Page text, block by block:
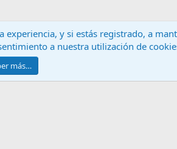
Contáctanos Términos y reglas
2010-2024 XenForo Ltd.
y si estás registrado, a
a nuestra utilización de
más…